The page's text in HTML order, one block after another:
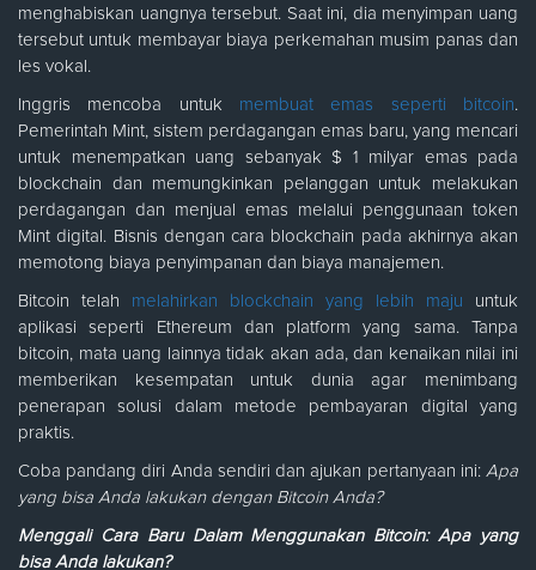
menghabiskan uangnya tersebut. Saat ini, dia menyimpan uang
tersebut untuk membayar biaya perkemahan musim panas dan
les vokal.
Inggris mencoba untuk membuat emas seperti bitcoin.
Pemerintah Mint, sistem perdagangan emas baru, yang mencari
untuk menempatkan uang sebanyak $ 1 milyar emas pada
blockchain dan memungkinkan pelanggan untuk melakukan
perdagangan dan menjual emas melalui penggunaan token
Mint digital. Bisnis dengan cara blockchain pada akhirnya akan
memotong biaya penyimpanan dan biaya manajemen.
Bitcoin telah melahirkan blockchain yang lebih maju untuk
aplikasi seperti Ethereum dan platform yang sama. Tanpa
bitcoin, mata uang lainnya tidak akan ada, dan kenaikan nilai ini
memberikan kesempatan untuk dunia agar menimbang
penerapan solusi dalam metode pembayaran digital yang
praktis.
Coba pandang diri Anda sendiri dan ajukan pertanyaan ini: Apa
yang bisa Anda lakukan dengan Bitcoin Anda?
Menggali Cara Baru Dalam Menggunakan Bitcoin: Apa yang
bisa Anda lakukan?